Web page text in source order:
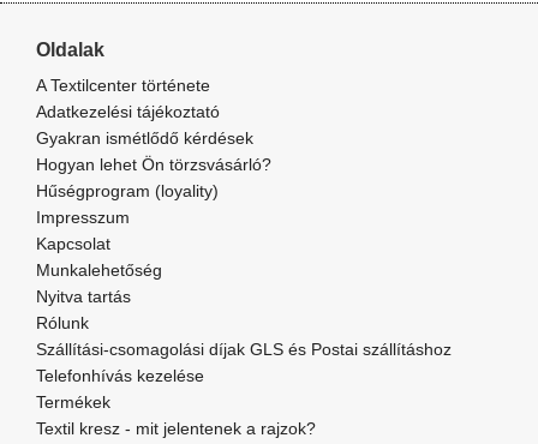
Oldalak
A Textilcenter története
Adatkezelési tájékoztató
Gyakran ismétlődő kérdések
Hogyan lehet Ön törzsvásárló?
Hűségprogram (loyality)
Impresszum
Kapcsolat
Munkalehetőség
Nyitva tartás
Rólunk
Szállítási-csomagolási díjak GLS és Postai szállításhoz
Telefonhívás kezelése
Termékek
Textil kresz - mit jelentenek a rajzok?